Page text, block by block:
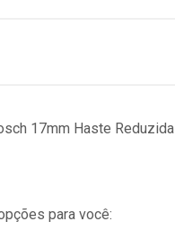
17mm Haste Reduzida
para você: